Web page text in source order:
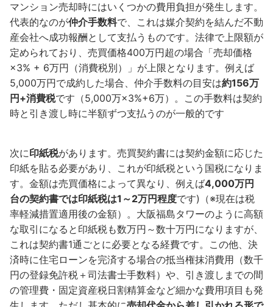
マンション売却時にはいくつかの費用負担が発生します。
代表的なのが仲介手数料で、これは媒介契約を結んだ不動
産会社へ成功報酬として支払うものです。法律で上限額が
定められており、売買価格400万円超の場合「売却価格
×3% + 6万円（消費税別）」が上限となります。例えば
5,000万円で成約した場合、仲介手数料の目安は約156万
円+消費税です（5,000万×3%+6万）。この手数料は契約
時と引き渡し時に半額ずつ支払うのが一般的です
次に印紙税があります。売買契約書には契約金額に応じた
印紙を貼る必要があり、これが印紙税という国税になりま
す。金額は売買価格によって異なり、例えば4,000万円
台の契約書では印紙税は1～2万円程度です)（※現在は税
率軽減措置適用後の金額）。大阪福島タワーのように高額
な取引になると印紙税も数万円～数十万円になりますが、
これは契約書1通ごとに必要となる経費です。この他、決
済時に住宅ローンを完済する場合の抵当権抹消費用（数千
円の登録免許税＋司法書士手数料）や、引き渡しまでの間
の管理費・固定資産税日割精算金など細かな費用項目も発